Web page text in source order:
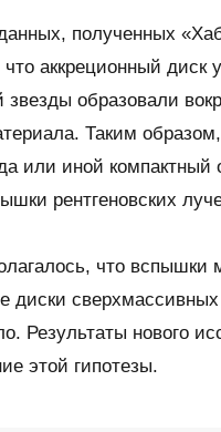
полученных
аккреционный диск
звезды образовали
Таким
или иной компактный
рентгеновских
что вспышки
диски
Результаты нового
этой гипотезы.